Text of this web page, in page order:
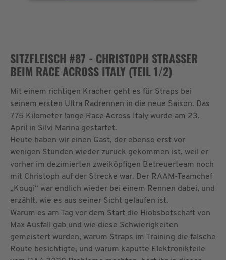
SITZFLEISCH #87 - CHRISTOPH STRASSER
BEIM RACE ACROSS ITALY (TEIL 1/2)
Mit einem richtigen Kracher geht es für Straps bei
seinem ersten Ultra Radrennen in die neue Saison. Das
775 Kilometer lange Race Across Italy wurde am 23.
April in Silvi Marina gestartet.
Heute haben wir einen Gast, der ebenso erst vor
wenigen Stunden wieder zurück gekommen ist, weil er
vorher im dezimierten zweiköpfigen Betreuerteam noch
mit Christoph auf der Strecke war. Der RAAM-Teamchef
„Kougi“ war endlich wieder bei einem Rennen dabei, und
erzählt, wie es aus seiner Sicht gelaufen ist.
Warum es am Tag vor dem Start die Hiobsbotschaft von
Max Ausfall gab und wie diese Schwierigkeiten
gemeistert wurden, warum Straps im Training die falsche
Route besichtigte, und warum kaputte Elektronikteile